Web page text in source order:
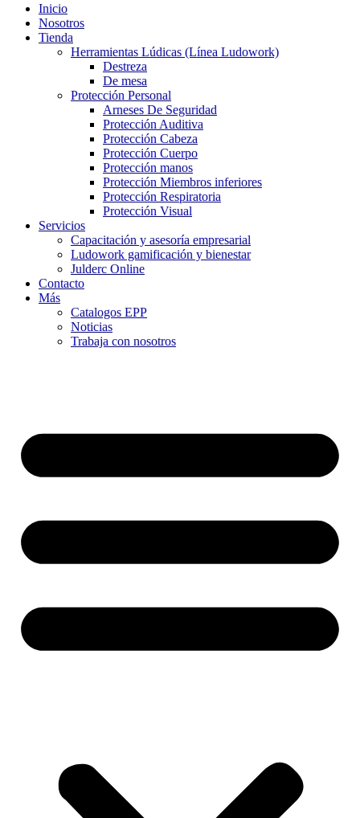
Inicio
Nosotros
Tienda
Herramientas Lúdicas (Línea Ludowork)
Destreza
De mesa
Protección Personal
Arneses De Seguridad
Protección Auditiva
Protección Cabeza
Protección Cuerpo
Protección manos
Protección Miembros inferiores
Protección Respiratoria
Protección Visual
Servicios
Capacitación y asesoría empresarial
Ludowork gamificación y bienestar
Julderc Online
Contacto
Más
Catalogos EPP
Noticias
Trabaja con nosotros